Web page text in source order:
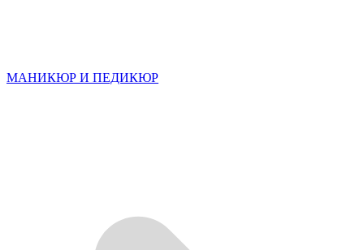
МАНИКЮР И ПЕДИКЮР